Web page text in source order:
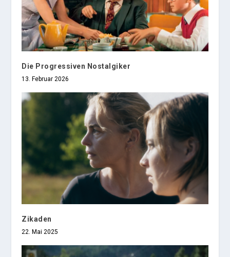
Die Progressiven Nostalgiker
13. Februar 2026
Zikaden
22. Mai 2025